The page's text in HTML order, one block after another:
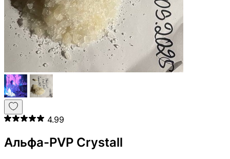
4.99
Альфа-PVP Crystall